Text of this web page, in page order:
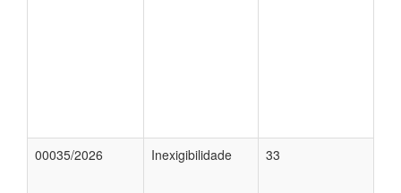
00035/2026 Inexigibilidade 33